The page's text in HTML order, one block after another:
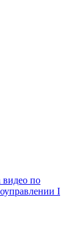
видео по
I